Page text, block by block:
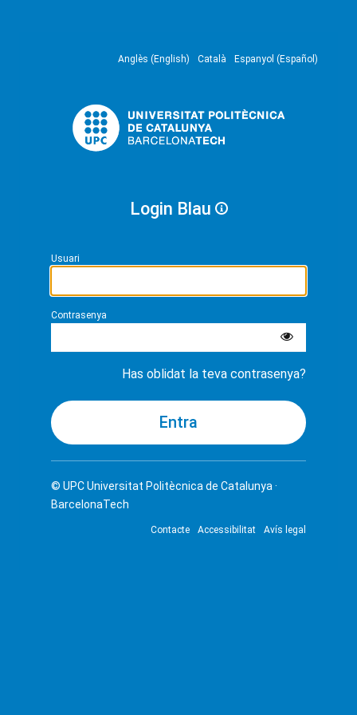
Anglès (English) Català Espanyol (Español)
Login Blau
Usuari
Contrasenya
Has oblidat la teva contrasenya?
© UPCUniversitat Politècnica de Catalunya ·
BarcelonaTech
Contacte Accessibilitat Avís legal